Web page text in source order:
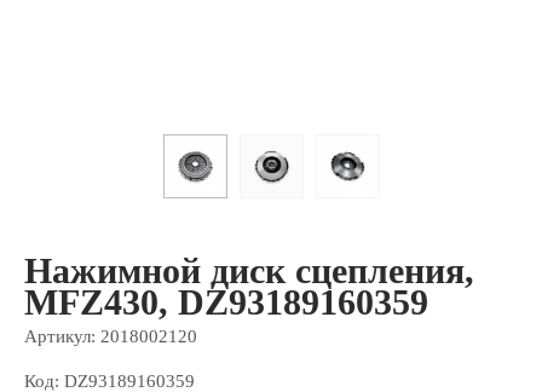
Нажимной диск сцепления,
MFZ430, DZ93189160359
Артикул: 2018002120
Код: DZ93189160359